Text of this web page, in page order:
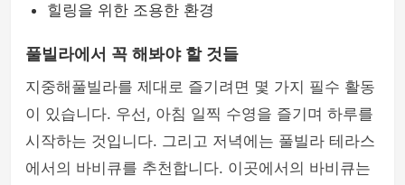
힐링을 위한 조용한 환경
풀빌라에서 꼭 해봐야 할 것들
지중해풀빌라를 제대로 즐기려면 몇 가지 필수 활동
이 있습니다. 우선, 아침 일찍 수영을 즐기며 하루를
시작하는 것입니다. 그리고 저녁에는 풀빌라 테라스
에서의 바비큐를 추천합니다. 이곳에서의 바비큐는